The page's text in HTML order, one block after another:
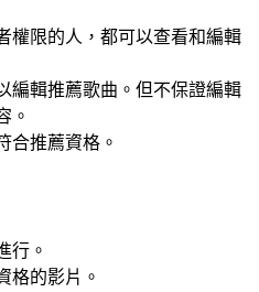
權限的人，都可以查看和編輯
編輯推薦歌曲。但不保證編輯
。
合推薦資格。
行。
格的影片。